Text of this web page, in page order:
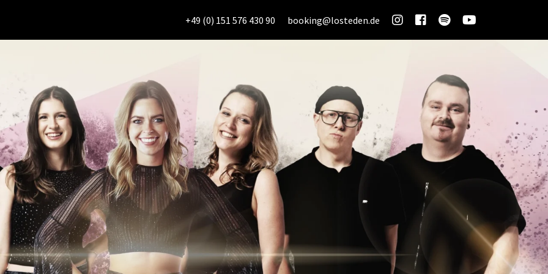
+49 (0) 151 576 430 90 booking@losteden.de